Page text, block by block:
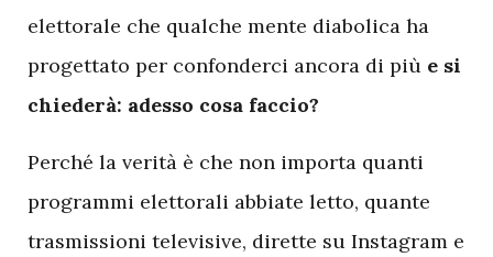
elettorale che qualche mente diabolica ha
progettato per confonderci ancora di più e si
chiederà: adesso cosa faccio?
Perché la verità è che non importa quanti
programmi elettorali abbiate letto, quante
trasmissioni televisive, dirette su Instagram e